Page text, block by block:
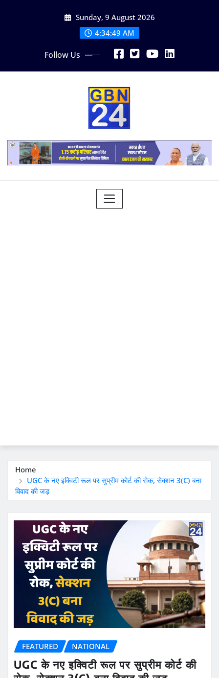
Sunday, 9 August 2026
4:34:50 AM
Follow Us
Home
UGC के नए इक्विटी रूल पर सुप्रीम कोर्ट की रोक, सेक्शन 3(C) बना
विवाद की जड़
FEATURED NATIONAL
UGC के नए इक्विटी रूल पर सुप्रीम कोर्ट की